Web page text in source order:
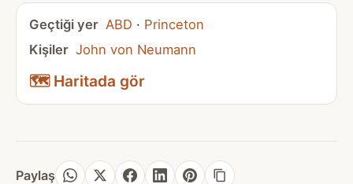
Geçtiği yer ABD · Princeton
Kişiler John von Neumann
🗺️ Haritada gör
Paylaş